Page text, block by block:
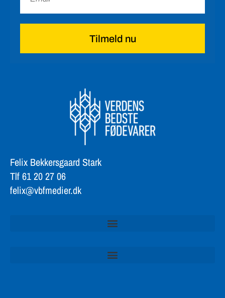
Tilmeld nu
Felix Bekkersgaard Stark
Tlf 61 20 27 06
felix@vbfmedier.dk